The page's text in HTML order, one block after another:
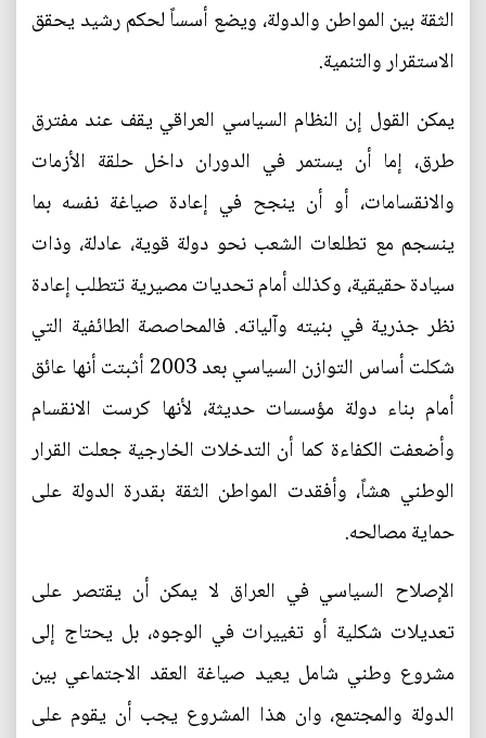
الثقة بين المواطن والدولة، ويضع أسساً لحكم رشيد يحقق
الاستقرار والتنمية.
يمكن القول إن النظام السياسي العراقي يقف عند مفترق
طرق، إما أن يستمر في الدوران داخل حلقة الأزمات
والانقسامات، أو أن ينجح في إعادة صياغة نفسه بما
ينسجم مع تطلعات الشعب نحو دولة قوية، عادلة، وذات
سيادة حقيقية، وكذلك أمام تحديات مصيرية تتطلب إعادة
نظر جذرية في بنيته وآلياته. فالمحاصصة الطائفية التي
شكلت أساس التوازن السياسي بعد 2003 أثبتت أنها عائق
أمام بناء دولة مؤسسات حديثة، لأنها كرست الانقسام
وأضعفت الكفاءة كما أن التدخلات الخارجية جعلت القرار
الوطني هشاً، وأفقدت المواطن الثقة بقدرة الدولة على
حماية مصالحه.
الإصلاح السياسي في العراق لا يمكن أن يقتصر على
تعديلات شكلية أو تغييرات في الوجوه، بل يحتاج إلى
مشروع وطني شامل يعيد صياغة العقد الاجتماعي بين
الدولة والمجتمع، وان هذا المشروع يجب أن يقوم على